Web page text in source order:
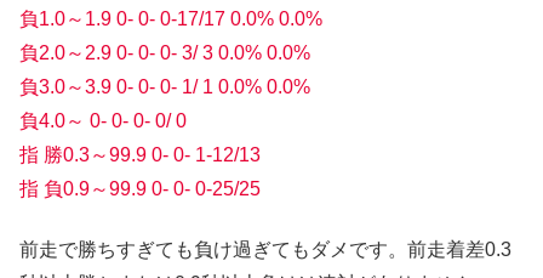
負1.0～1.9 0- 0- 0-17/17 0.0% 0.0%
負2.0～2.9 0- 0- 0- 3/ 3 0.0% 0.0%
負3.0～3.9 0- 0- 0- 1/ 1 0.0% 0.0%
負4.0～ 0- 0- 0- 0/ 0
指 勝0.3～99.9 0- 0- 1-12/13
指 負0.9～99.9 0- 0- 0-25/25
前走で勝ちすぎても負け過ぎてもダメです。前走着差0.3